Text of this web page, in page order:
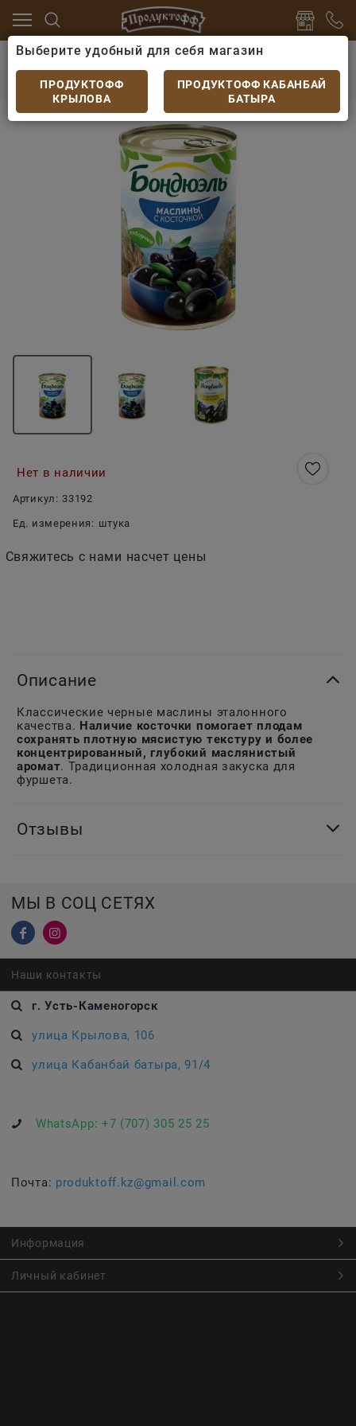
Маслины, оливки, каперсы консервированные
Маслины Bonduelle с косточкой 314мл
Нет в наличии
Артикул: 33192
Ед. измерения: штука
Свяжитесь с нами насчет цены
Описание
Классические черные маслины эталонного
качества. Наличие косточки помогает плодам
сохранять плотную мясистую текстуру и более
концентрированный, глубокий маслянистый
аромат. Традиционная холодная закуска для
фуршета.
Отзывы
МЫ В СОЦ СЕТЯХ
Наши контакты
г. Усть-Каменогорск
улица Крылова, 106
улица Кабанбай батыра, 91/4
WhatsApp: +7 (707) 305 25 25
Почта: produktoff.kz@gmail.com
Информация
Личный кабинет
Выберите удобный для себя магазин
ПРОДУКТОФФ
КРЫЛОВА
ПРОДУКТОФФ КАБАНБАЙ
БАТЫРА